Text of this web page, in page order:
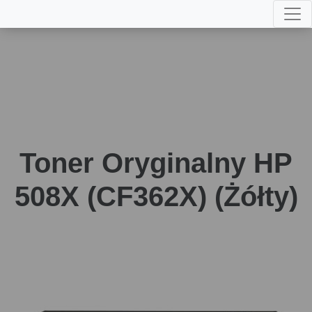
Toner Oryginalny HP
508X (CF362X) (Żółty)